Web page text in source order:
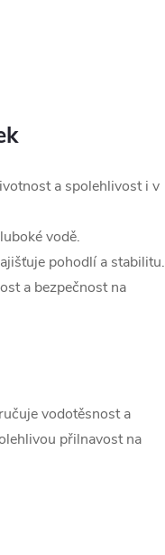
a spolehlivost i v
vodě.
pohodlí a stabilitu.
a bezpečnost na
vodotěsnost a
přilnavost na